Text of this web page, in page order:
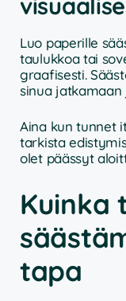
Luo paperille
taulukkoa tai
graafisesti.
sinua jatkamaan
Aina kun tunnet
tarkista
olet päässyt
Kuinka
tapa